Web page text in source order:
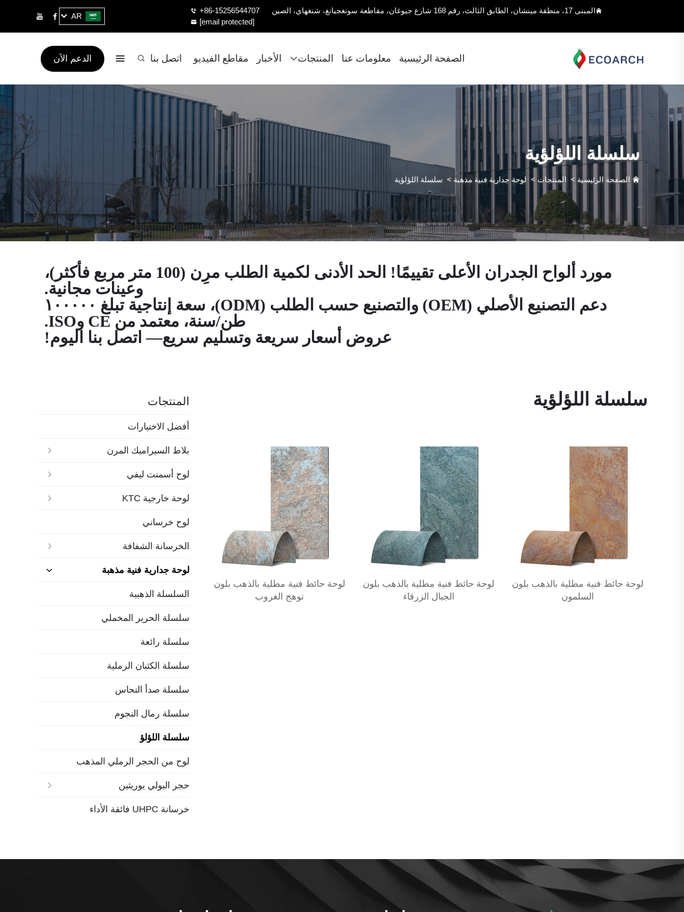
المبنى 17، منطقة مينشان، الطابق الثالث، رقم 168 شارع جيوغان، مقاطعة سونغجيانغ، شنغهاي، الصين
+86-15256544707
[email protected]
AR
الصفحة الرئيسية معلومات عنا المنتجات الأخبار مقاطع الفيديو اتصل بنا الدعم الآن
سلسلة اللؤلؤية
الصفحة الرئيسية > المنتجات > لوحة جدارية فنية مذهبة > سلسلة اللؤلؤية
مورد ألواح الجدران الأعلى تقييمًا! الحد الأدنى لكمية الطلب مرِن (100 متر مربع فأكثر)،
وعينات مجانية.
دعم التصنيع الأصلي (OEM) والتصنيع حسب الطلب (ODM)، سعة إنتاجية تبلغ ١٠٠٠٠٠
طن/سنة، معتمد من CE وISO.
عروض أسعار سريعة وتسليم سريع— اتصل بنا اليوم!
المنتجات
أفضل الاختيارات
بلاط السيراميك المرن
لوح أسمنت ليفي
لوحة خارجية KTC
لوح خرساني
الخرسانة الشفافة
لوحة جدارية فنية مذهبة
السلسلة الذهبية
سلسلة الحرير المخملي
سلسلة رائعة
سلسلة الكثبان الرملية
سلسلة صدأ النحاس
سلسلة رمال النجوم
سلسلة اللؤلؤ
لوح من الحجر الرملي المذهب
حجر البولي يوريثين
خرسانة UHPC فائقة الأداء
سلسلة اللؤلؤية
لوحة حائط فنية مطلية بالذهب بلون
السلمون
لوحة حائط فنية مطلية بالذهب بلون
الجبال الزرقاء
لوحة حائط فنية مطلية بالذهب بلون
توهج الغروب